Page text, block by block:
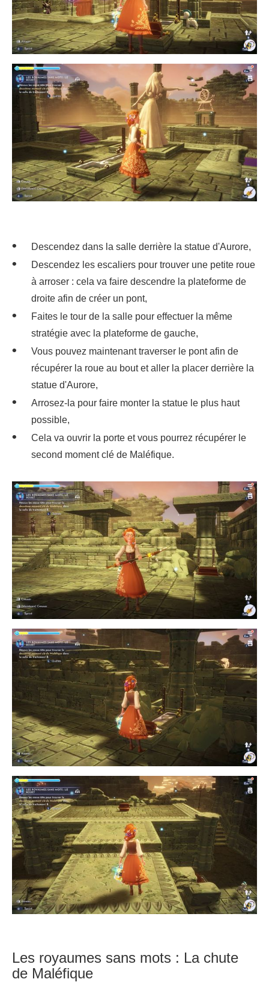
Descendez dans la salle derrière la statue d'Aurore,
Descendez les escaliers pour trouver une petite roue
à arroser : cela va faire descendre la plateforme de
droite afin de créer un pont,
Faites le tour de la salle pour effectuer la même
stratégie avec la plateforme de gauche,
Vous pouvez maintenant traverser le pont afin de
récupérer la roue au bout et aller la placer derrière la
statue d'Aurore,
Arrosez-la pour faire monter la statue le plus haut
possible,
Cela va ouvrir la porte et vous pourrez récupérer le
second moment clé de Maléfique.
Les royaumes sans mots : La chute
de Maléfique